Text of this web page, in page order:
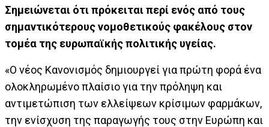
Σημειώνεται ότι πρόκειται περί ενός από τους
σημαντικότερους νομοθετικούς φακέλους στον
τομέα της ευρωπαϊκής πολιτικής υγείας.
«Ο νέος Κανονισμός δημιουργεί για πρώτη φορά ένα
ολοκληρωμένο πλαίσιο για την πρόληψη και
αντιμετώπιση των ελλείψεων κρίσιμων φαρμάκων,
την ενίσχυση της παραγωγής τους στην Ευρώπη και